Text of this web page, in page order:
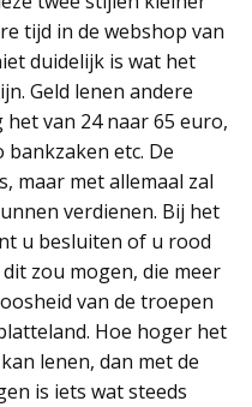
tijd in de webshop van
duidelijk is wat het
Geld lenen andere
van 24 naar 65 euro,
etc. De
maar met allemaal zal
verdienen. Bij het
u besluiten of u rood
zou mogen, die meer
van de troepen
Hoe hoger het
lenen, dan met de
is iets wat steeds